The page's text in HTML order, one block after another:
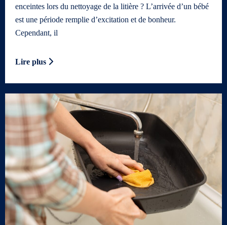
enceintes lors du nettoyage de la litière ? L’arrivée d’un bébé
est une période remplie d’excitation et de bonheur.
Cependant, il
Lire plus